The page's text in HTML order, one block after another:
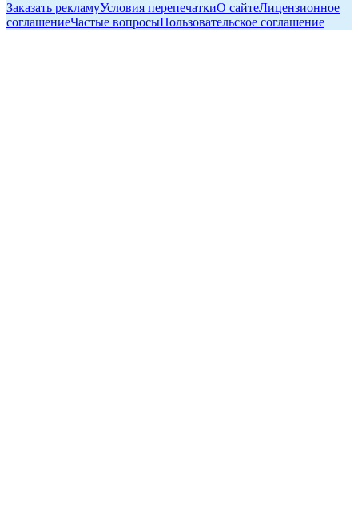
Заказать рекламуУсловия перепечаткиО сайтеЛицензионное
соглашениеЧастые вопросыПользовательское соглашение